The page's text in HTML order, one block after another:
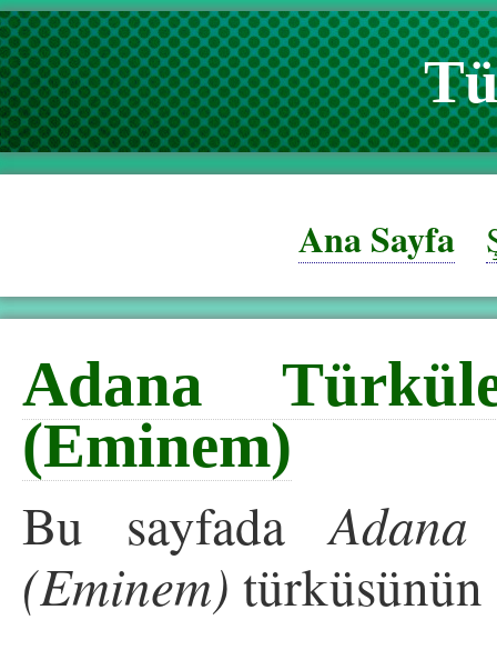
Ana Sayfa
Adana
(Eminem)
Bu sayfadaAdana
(Eminem) türküsünün